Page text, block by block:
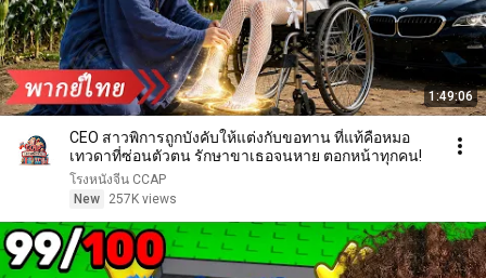
1:49:06
CEO สาวพิการถูกบังคับให้แต่งกับขอทาน ที่แท้คือหมอ
เทวดาที่ซ่อนตัวตน รักษาขาเธอจนหาย ตอกหน้าทุกคน!
โรงหนังจีน CCAP
New
257K views